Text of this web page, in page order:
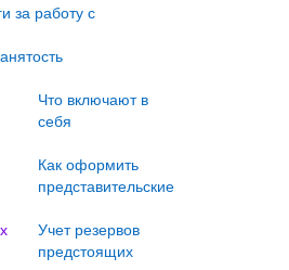
за работу с
Что включают в
себя
Как оформить
представительские
Учет резервов
предстоящих